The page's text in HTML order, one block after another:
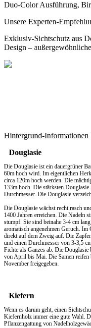
Duo-Color Ausführung,
Unsere Experten-
Exklusiv-Sichtschutz aus
Design –
Hintergrund-Informationen
Douglasie
Die Douglasie ist ein dauergrüner
60m hoch wird. Im eigentlichen
circa 120m hoch werden. Die
133m hoch. Die stärksten
Durchmesser. Die Douglasie
Die Douglasie wächst recht rasch
1400 Jahren erreichen. Die Nadeln
stumpf. Sie sind beinahe 3-4 cm
aromatisch angenehmen Geruch.
direkt auf dem Zweig auf. Die
und einen Durchmesser von 3-3,5
Fichte als Ganzes ab. Die
von April bis Mai. Die Samen reifen
November freigegeben.
Kiefern
Wenn es darum geht, einen
Kiefernholz immer eine gute Wahl.
Pflanzengattung von